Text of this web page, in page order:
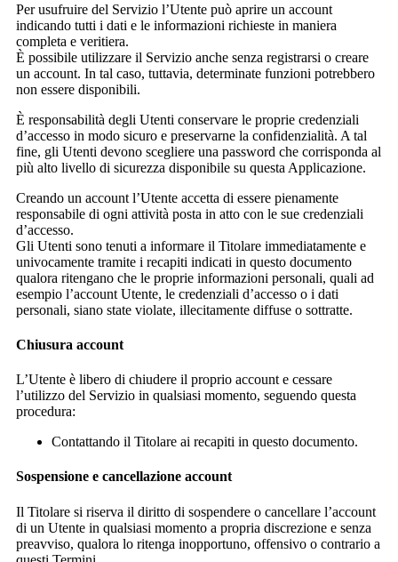
Per usufruire del Servizio l’Utente può aprire un account
indicando tutti i dati e le informazioni richieste in maniera
completa e veritiera.
È possibile utilizzare il Servizio anche senza registrarsi o creare
un account. In tal caso, tuttavia, determinate funzioni potrebbero
non essere disponibili.
È responsabilità degli Utenti conservare le proprie credenziali
d’accesso in modo sicuro e preservarne la confidenzialità. A tal
fine, gli Utenti devono scegliere una password che corrisponda al
più alto livello di sicurezza disponibile su questa Applicazione.
Creando un account l’Utente accetta di essere pienamente
responsabile di ogni attività posta in atto con le sue credenziali
d’accesso.
Gli Utenti sono tenuti a informare il Titolare immediatamente e
univocamente tramite i recapiti indicati in questo documento
qualora ritengano che le proprie informazioni personali, quali ad
esempio l’account Utente, le credenziali d’accesso o i dati
personali, siano state violate, illecitamente diffuse o sottratte.
Chiusura account
L’Utente è libero di chiudere il proprio account e cessare
l’utilizzo del Servizio in qualsiasi momento, seguendo questa
procedura:
Contattando il Titolare ai recapiti in questo documento.
Sospensione e cancellazione account
Il Titolare si riserva il diritto di sospendere o cancellare l’account
di un Utente in qualsiasi momento a propria discrezione e senza
preavviso, qualora lo ritenga inopportuno, offensivo o contrario a